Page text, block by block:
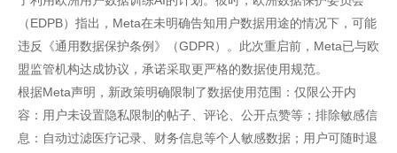
（EDPB）指出，Meta在未明确告知用户数据用途的情况下，可能
违反《通用数据保护条例》（GDPR）。此次重启前，Meta已与欧
盟监管机构达成协议，承诺采取更严格的数据使用规范。
根据Meta声明，新政策明确限制了数据使用范围：仅限公开内
容：用户未设置隐私限制的帖子、评论、公开点赞等；排除敏感信
息：自动过滤医疗记录、财务信息等个人敏感数据；用户可随时退